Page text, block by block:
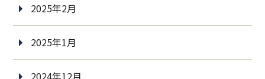
2025年2月
2025年1月
2024年12月